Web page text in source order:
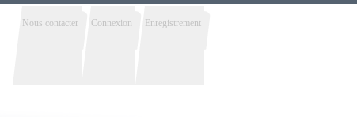
Nous contacter Connexion Enregistrement